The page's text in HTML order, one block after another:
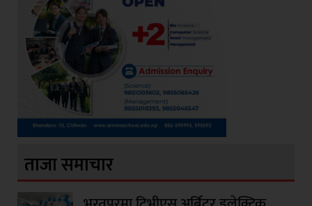
ताजा समाचार